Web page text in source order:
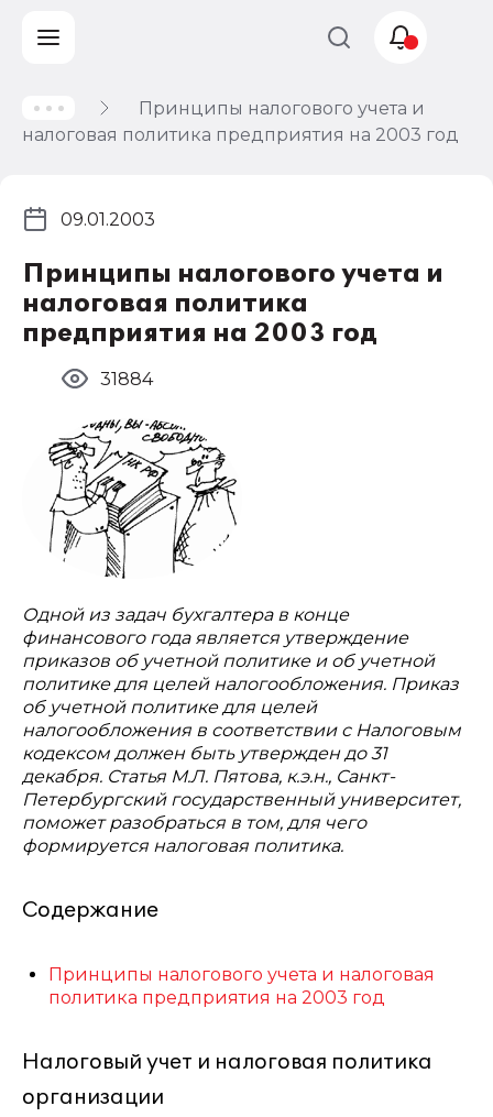
Принципы налогового учета и
налоговая политика предприятия на 2003 год
Принципы налогового учета и
налоговая политика
предприятия на 2003 год
09.01.2003
31884
Одной из задач бухгалтера в конце
финансового года является утверждение
приказов об учетной политике и об учетной
политике для целей налогообложения. Приказ
об учетной политике для целей
налогообложения в соответствии с Налоговым
кодексом должен быть утвержден до 31
декабря. Статья М.Л. Пятова, к.э.н., Санкт-
Петербургский государственный университет,
поможет разобраться в том, для чего
формируется налоговая политика.
Содержание
Принципы налогового учета и налоговая
политика предприятия на 2003 год
Налоговый учет и налоговая политика
организации
Учет и
налогообложение